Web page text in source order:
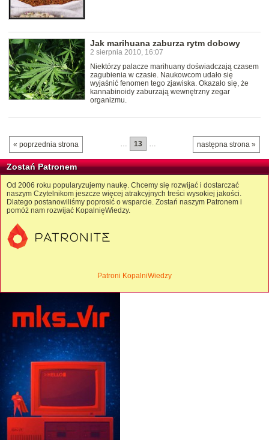
Jak marihuana zaburza rytm dobowy
2 sierpnia 2010, 16:07
Niektórzy palacze marihuany doświadczają czasem
zagubienia w czasie. Naukowcom udało się
wyjaśnić fenomen tego zjawiska. Okazało się, że
kannabinoidy zaburzają wewnętrzny zegar
organizmu.
« poprzednia strona następna strona »
… 13 …
Zostań Patronem
Od 2006 roku popularyzujemy naukę. Chcemy się rozwijać i dostarczać
naszym Czytelnikom jeszcze więcej atrakcyjnych treści wysokiej jakości.
Dlatego postanowiliśmy poprosić o wsparcie. Zostań naszym Patronem i
pomóż nam rozwijać KopalnięWiedzy.
Patroni KopalniWiedzy